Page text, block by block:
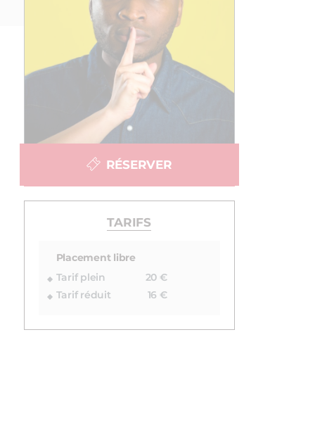
RÉSERVER
TARIFS
Placement libre
Tarif plein
20 €
Tarif réduit
16 €